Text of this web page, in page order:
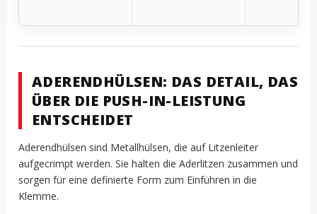
ADERENDHÜLSEN: DAS DETAIL, DAS
ÜBER DIE PUSH-IN-LEISTUNG
ENTSCHEIDET
Aderendhülsen sind Metallhülsen, die auf Litzenleiter
aufgecrimpt werden. Sie halten die Aderlitzen zusammen und
sorgen für eine definierte Form zum Einführen in die
Klemme.